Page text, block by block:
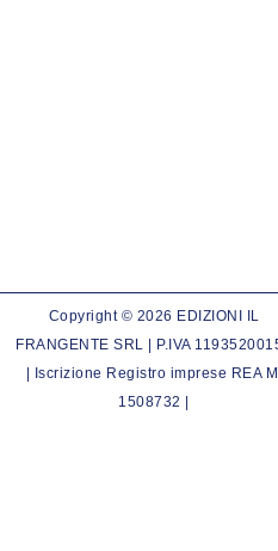
Copyright © 2026 EDIZIONI IL
FRANGENTE SRL | P.IVA
| Iscrizione Registro imprese REA
1508732 |